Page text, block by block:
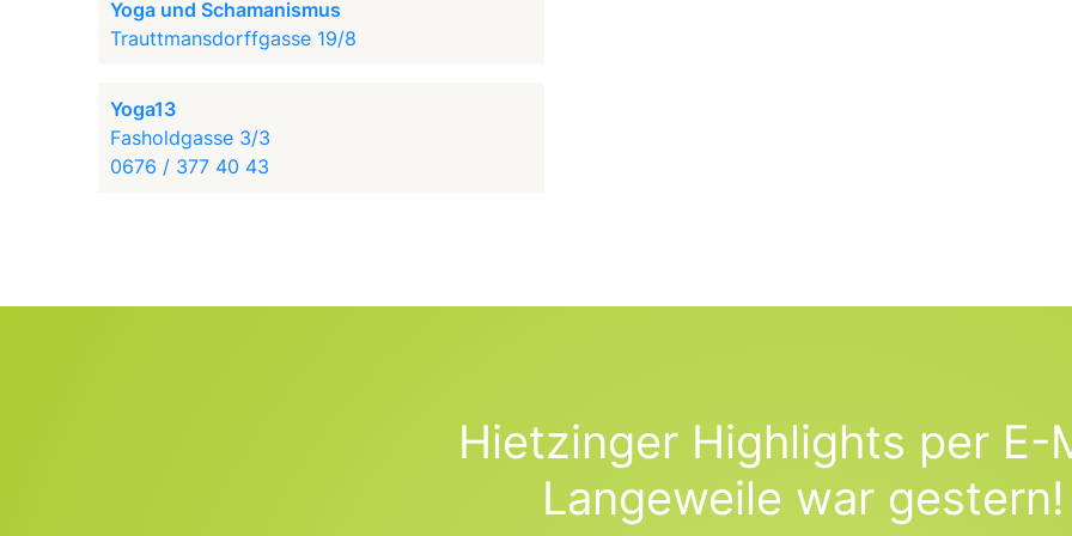
Yoga und Schamanismus
Trauttmansdorffgasse 19/8
Yoga13
Fasholdgasse 3/3
0676 / 377 40 43
Hietzinger Highlights per E-
Langeweile war gestern!